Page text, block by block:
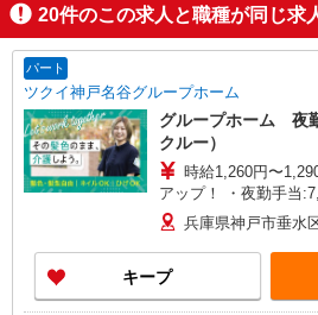
20件のこの求人と職種が同じ求
パート
ツクイ神戸名谷グループホーム
グループホーム 夜
クルー）
時給1,260円〜1,290円 ★土日祝日は時
アップ！ ・夜勤手当
格・経験等による
兵庫県神戸市垂水
キープ